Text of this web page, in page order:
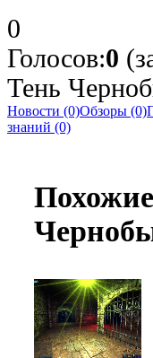
0
Голосов:0
Тень
Новости (0)Обзоры (0)
знаний (0)